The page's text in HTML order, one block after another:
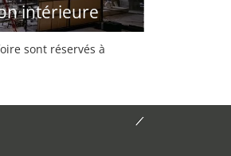
intérieure
sont réservés à